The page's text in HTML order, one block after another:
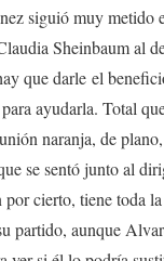
siguió muy metido
Sheinbaum al
que darle el
ayudarla. Total
naranja, de
se sentó junto al
por cierto, tiene toda
partido, aunque